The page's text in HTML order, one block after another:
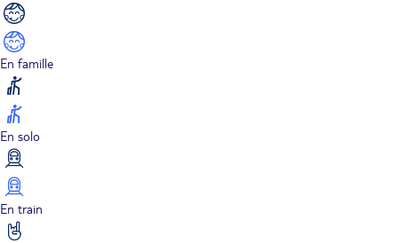
En famille
En solo
En train